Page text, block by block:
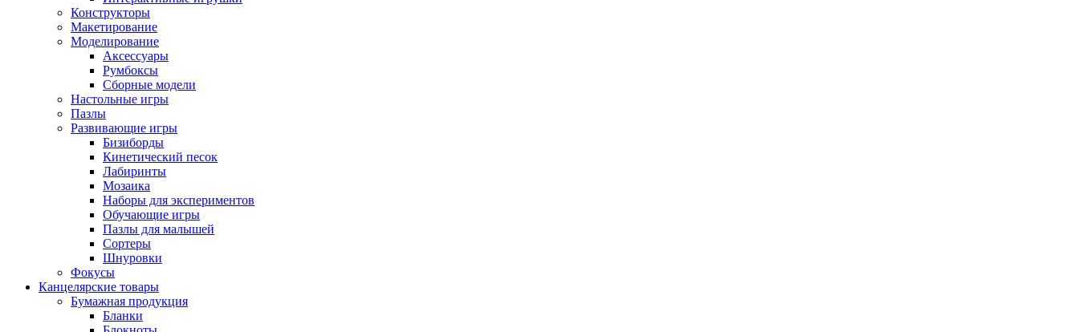
Конструкторы
Макетирование
Моделирование
Аксессуары
Румбоксы
Сборные модели
Настольные игры
Пазлы
Развивающие игры
Бизиборды
Кинетический песок
Лабиринты
Мозаика
Наборы для экспериментов
Обучающие игры
Пазлы для малышей
Сортеры
Шнуровки
Фокусы
Канцелярские товары
Бумажная продукция
Бланки